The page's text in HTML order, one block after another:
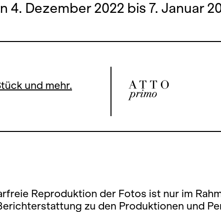
4. Dezember 2022 bis 7. Januar
und mehr.
Reproduktion der Fotos ist nur im
zu den Produktionen und